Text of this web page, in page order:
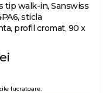
tip walk-in, Sanswiss
sticla
profil cromat, 90 x
lucratoare.